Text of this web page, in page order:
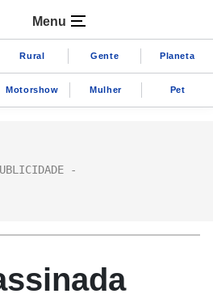
Menu
Rural Gente Planeta
Motorshow Mulher Pet